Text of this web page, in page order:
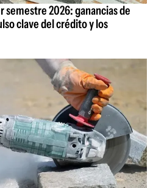
semestre 2026: ganancias de
clave del crédito y los